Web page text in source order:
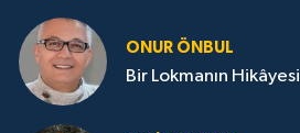
ONUR ÖNBUL
Bir Lokmanın Hikâyesi